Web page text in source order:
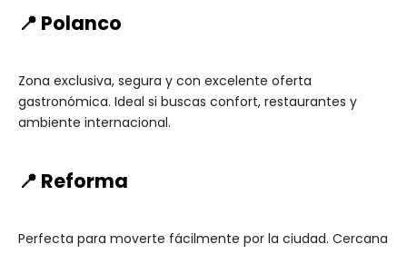
📍 Polanco
Zona exclusiva, segura y con excelente oferta
gastronómica. Ideal si buscas confort, restaurantes y
ambiente internacional.
📍 Reforma
Perfecta para moverte fácilmente por la ciudad. Cercana